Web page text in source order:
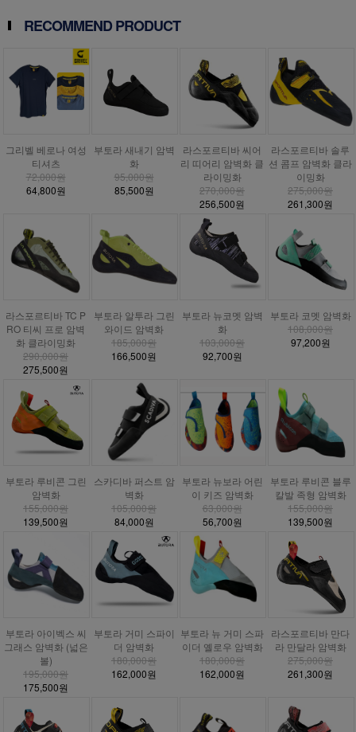
RECOMMEND PRODUCT
그리벨 베로나 여성
티셔츠
72,000원
64,800원
부토라 새내기 암벽
화
95,000원
85,500원
라스포르티바 씨어
리 띠어리 암벽화 클
라이밍화
270,000원
256,500원
라스포르티바 솔루
션 콤프 암벽화 클라
이밍화
275,000원
261,300원
라스포르티바 TC P
RO 티씨 프로 암벽
화 클라이밍화
290,000원
275,500원
부토라 알투라 그린
와이드 암벽화
185,000원
166,500원
부토라 뉴코멧 암벽
화
103,000원
92,700원
부토라 코멧 암벽화
108,000원
97,200원
부토라 루비콘 그린
암벽화
155,000원
139,500원
스카디바 퍼스트 암
벽화
105,000원
84,000원
부토라 뉴보라 어린
이 키즈 암벽화
63,000원
56,700원
부토라 루비콘 블루
칼발 족형 암벽화
155,000원
139,500원
부토라 아이벡스 씨
그래스 암벽화 (넓은
볼)
195,000원
175,500원
부토라 거미 스파이
더 암벽화
180,000원
162,000원
부토라 뉴 거미 스파
이더 옐로우 암벽화
180,000원
162,000원
라스포르티바 만다
라 만달라 암벽화
275,000원
261,300원